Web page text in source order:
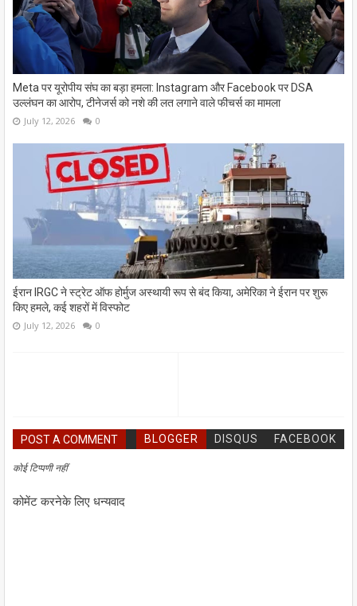
Meta पर यूरोपीय संघ का बड़ा हमला: Instagram और Facebook पर DSA
उल्लंघन का आरोप, टीनेजर्स को नशे की लत लगाने वाले फीचर्स का मामला
July 12, 2026 0
ईरान IRGC ने स्ट्रेट ऑफ होर्मुज अस्थायी रूप से बंद किया, अमेरिका ने ईरान पर शुरू
किए हमले, कई शहरों में विस्फोट
July 12, 2026 0
POST A COMMENT BLOGGER DISQUS FACEBOOK
कोई टिप्पणी नहीं
कोमेंट करनेके लिए धन्यवाद